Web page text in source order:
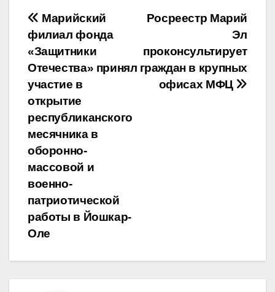
Навигация
по
записям
Росреестр Марий
Эл
проконсультирует
граждан в крупных
офисах МФЦ
Марийский
филиал фонда
«Защитники
Отечества» принял
участие в
открытие
республиканского
месячника в
оборонно-
массовой и
военно-
патриотической
работы в Йошкар-
Оле